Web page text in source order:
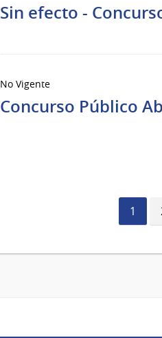
Sin efecto -
No Vigente
Concurso Público
actual
1